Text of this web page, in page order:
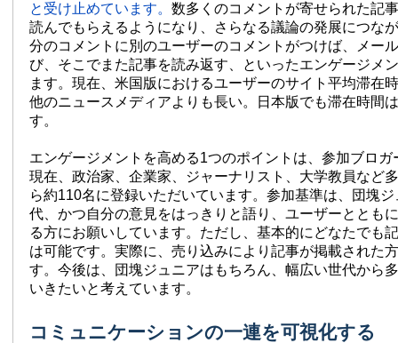
と受け止めています。 数多くのコメントが寄せられた記
読んでもらえるようになり、さらなる議論の発展につな
分のコメントに別のユーザーのコメントがつけば、メー
び、そこでまた記事を読み返す、といったエンゲージメ
ます。現在、米国版におけるユーザーのサイト平均滞在
他のニュースメディアよりも長い。日本版でも滞在時間
す。
エンゲージメントを高める1つのポイントは、参加ブロガ
現在、政治家、企業家、ジャーナリスト、大学教員など
ら約110名に登録いただいています。参加基準は、団塊
代、かつ自分の意見をはっきりと語り、ユーザーととも
る方にお願いしています。ただし、基本的にどなたでも
は可能です。実際に、売り込みにより記事が掲載された
す。今後は、団塊ジュニアはもちろん、幅広い世代から
いきたいと考えています。
コミュニケーションの一連を可視化する